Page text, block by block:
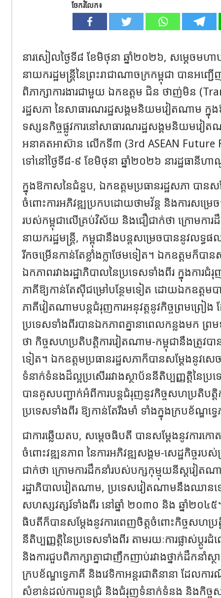
ចែករំលែក៖
នារសៀលថ្ងៃទី៨ ខែមិថុនា ឆ្នាំ២០២៦, សម្តេចម
នាយករដ្ឋមន្ត្រីនៃព្រះរាជាណាចក្រកម្ពុជា បានអញ្
ពិភាក្សាការងារជាមួយ ឯកឧត្តម ជិន ថាញ់មិន
រដ្ឋសភា នៃសាធារណរដ្ឋសង្គមនិយមវៀតណាម ក្នុ
ទស្សនកិច្ចផ្លូវការនៅសាធារណរដ្ឋសង្គមនិយមវៀ
អនាគតអាស៊ាន លើកទី៣ (3rd ASEAN Future
ទៅនៅថ្ងៃទី៨-៩ ខែមិថុនា ឆ្នាំ២០២៦ នារដ្ឋធានី
ក្នុងឱកាសនៃជំនួប, ឯកឧត្តមប្រធានរដ្ឋសភា បានសម្
ចំពោះការអភិវឌ្ឍប្រកបដោយថាមវ័ន្ត និងការសម្រេ
របស់កម្ពុជាលើគ្រប់វិស័យ និងជឿជាក់ថា ក្រោមការ
នាយករដ្ឋមន្ត្រី, កម្ពុជានឹងបន្តសម្រេចបាននូវលទ្
រីកចម្រើនកាន់តែខ្លាំងក្លាថែមទៀត។ ឯកឧត្តមក៏បាន
ឯកភាពរវាងរដ្ឋាភិបាលនៃប្រទេសទាំងពីរ ក្នុងការជំ
ភាគីឱ្យកាន់តែស៊ីជម្រៅបន្ថែមទៀត ដោយឯកឧត្តម
ភាគីវៀតណាមបន្តជំរុញការអនុវត្តនូវកិច្ចព្រមព្រៀ
ប្រទេសទាំងពីរបានឯកភាពគ្នានាពេលកន្លងមក ព្
ថា កិច្ចសហប្រតិបត្តិការវៀតណាម-កម្ពុជានឹងត្រូវបា
ទៀត។ ឯកឧត្តមប្រធានរដ្ឋសភាក៏បានសម្ដែងនូវស
ទំនាក់ទំនងដ៏ល្អប្រសើររវាងស្ថាប័ននីតិប្បញ្ញត្តិនៃប្រ
បានគូសបញ្ជាក់អំពីការបន្តជំរុញនូវកិច្ចសហប្រតិបត្តិក
ប្រទេសទាំងពីរ ឱ្យកាន់តែរឹងមាំ ទាំងក្នុងក្របខ័ណ្ឌទ្វ
ជាការឆ្លើយតប, សម្ដេចធិបតី បានសម្ដែងនូវការក
ចំពោះវឌ្ឍនភាព នៃការអភិវឌ្ឍសង្គម-សេដ្ឋកិច្ច
ជាក់ថា ក្រោមការដឹកនាំរបស់បក្សកុម្មុយនីស្តវៀត
រដ្ឋាភិបាលវៀតណាម, ប្រទេសវៀតណាមនឹងឈាន
សហស្សវត្សរ៍ទាំងពីរ នៅឆ្នាំ ២០៣០ និង ឆ្នាំ២០៤៥
ធិបតីក៏បានសម្ដែងនូវការពេញចិត្តចំពោះកិច្ចសហប្រត្
នីតិប្បញ្ញត្តិនៃប្រទេសទាំងពីរ តាមរយៈការផ្លាស់ប្ដូ
និងការជួបពិភាក្សាគ្នាជាញឹកញាប់រវាងថ្នាក់ដឹកនាំស្
ក្របខ័ណ្ឌទ្វេភាគី និងវេទិកាអន្តរជាតិនានា ដែល
សំខាន់ដល់ការពូនជ្រំ និងជំរុញទំនាក់ទំនង និងកិច្ចស